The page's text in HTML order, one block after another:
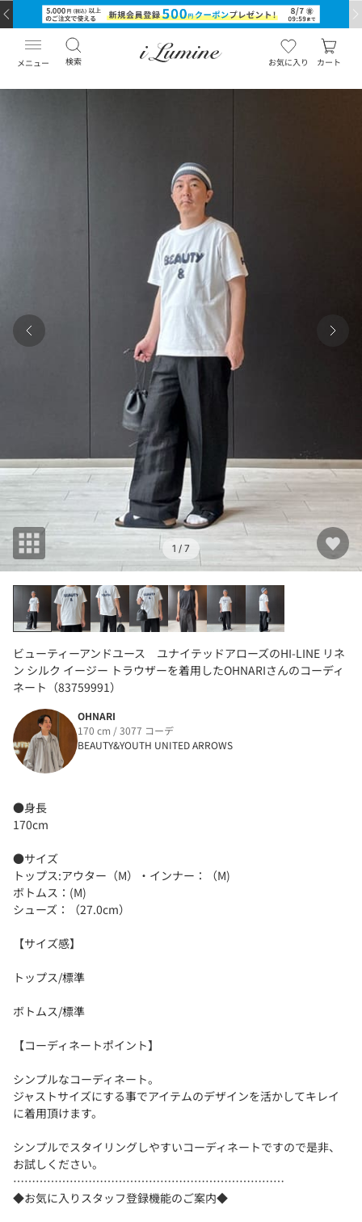
メニュー 検索 お気に入り カート
1 / 7
ビューティーアンドユース ユナイテッドアローズのHI-LINE リネ
ン シルク イージー トラウザーを着用したOHNARIさんのコーディ
ネート（83759991）
OHNARI
170 cm / 3077 コーデ
BEAUTY&YOUTH UNITED ARROWS
●身長
170cm
●サイズ
トップス:アウター（M）・インナー：（M)
ボトムス：(M)
シューズ：（27.0cm）
【サイズ感】
トップス/標準
ボトムス/標準
【コーディネートポイント】
シンプルなコーディネート。
ジャストサイズにする事でアイテムのデザインを活かしてキレイ
に着用頂けます。
シンプルでスタイリングしやすいコーディネートですので是非、
お試しください。
………………………………………………………………
◆お気に入りスタッフ登録機能のご案内◆